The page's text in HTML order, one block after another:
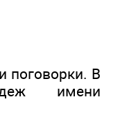
поговорки. В
имени